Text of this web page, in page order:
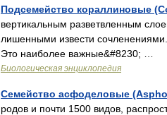
Подсемейство кораллиновые
вертикальным разветвленным
лишенными извести
Это наиболее важные&#8230; …
Биологическая энциклопедия
Семейство асфоделовые
родов и почти 1500 видов,